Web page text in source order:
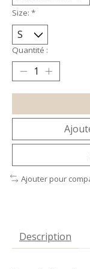
Size: *
Quantité :
Ajouter pour
Description